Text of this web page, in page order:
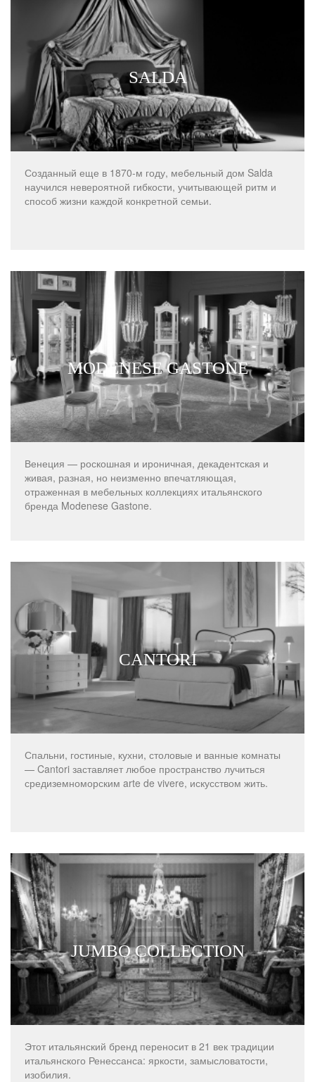
SALDA
Созданный еще в 1870-м году, мебельный дом Salda
научился невероятной гибкости, учитывающей ритм и
способ жизни каждой конкретной семьи.
MODENESE GASTONE
Венеция — роскошная и ироничная, декадентская и
живая, разная, но неизменно впечатляющая,
отраженная в мебельных коллекциях итальянского
бренда Modenese Gastone.
CANTORI
Спальни, гостиные, кухни, столовые и ванные комнаты
— Cantori заставляет любое пространство лучиться
средиземноморским arte de vivere, искусством жить.
JUMBO COLLECTION
Этот итальянский бренд переносит в 21 век традиции
итальянского Ренессанса: яркости, замысловатости,
изобилия.